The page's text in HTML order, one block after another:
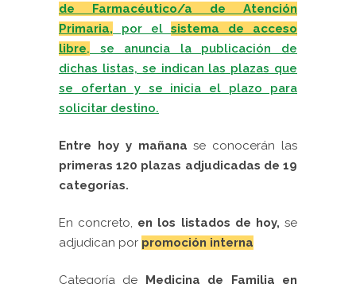
de Farmacéutico/a de Atención
Primaria, por elsistema de acceso
libre, se anuncia la publicación de
dichas listas, se indican las plazas que
se ofertan y se inicia el plazo para
solicitar destino.
Entre hoy y mañana se conocerán las
primeras 120 plazas adjudicadas de 19
categorías.
En concreto, en los listados de hoy, se
adjudican por promoción interna
Categoría de Medicina de Familia en